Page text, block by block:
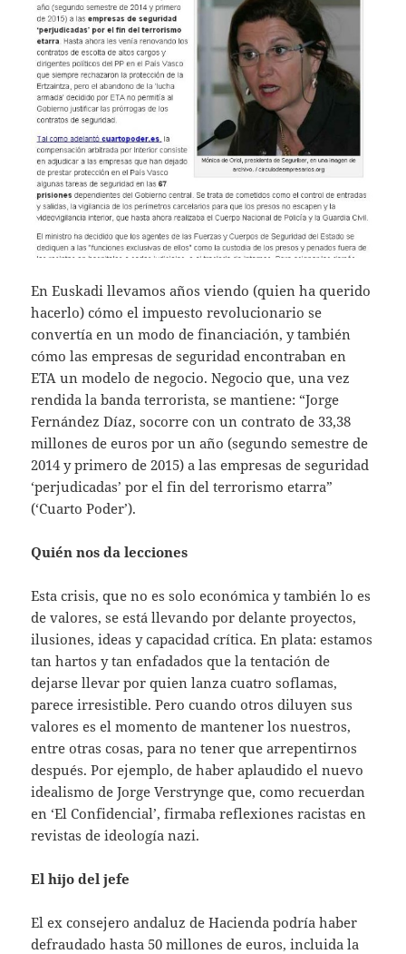
En Euskadi llevamos años viendo (quien ha querido
hacerlo) cómo el impuesto revolucionario se
convertía en un modo de financiación, y también
cómo las empresas de seguridad encontraban en
ETA un modelo de negocio. Negocio que, una vez
rendida la banda terrorista, se mantiene: “Jorge
Fernández Díaz, socorre con un contrato de 33,38
millones de euros por un año (segundo semestre de
2014 y primero de 2015) a las empresas de seguridad
‘perjudicadas’ por el fin del terrorismo etarra”
(‘Cuarto Poder’).
Quién nos da lecciones
Esta crisis, que no es solo económica y también lo es
de valores, se está llevando por delante proyectos,
ilusiones, ideas y capacidad crítica. En plata: estamos
tan hartos y tan enfadados que la tentación de
dejarse llevar por quien lanza cuatro soflamas,
parece irresistible. Pero cuando otros diluyen sus
valores es el momento de mantener los nuestros,
entre otras cosas, para no tener que arrepentirnos
después. Por ejemplo, de haber aplaudido el nuevo
idealismo de Jorge Verstrynge que, como recuerdan
en ‘El Confidencial’, firmaba reflexiones racistas en
revistas de ideología nazi.
El hijo del jefe
El ex consejero andaluz de Hacienda podría haber
defraudado hasta 50 millones de euros, incluida la